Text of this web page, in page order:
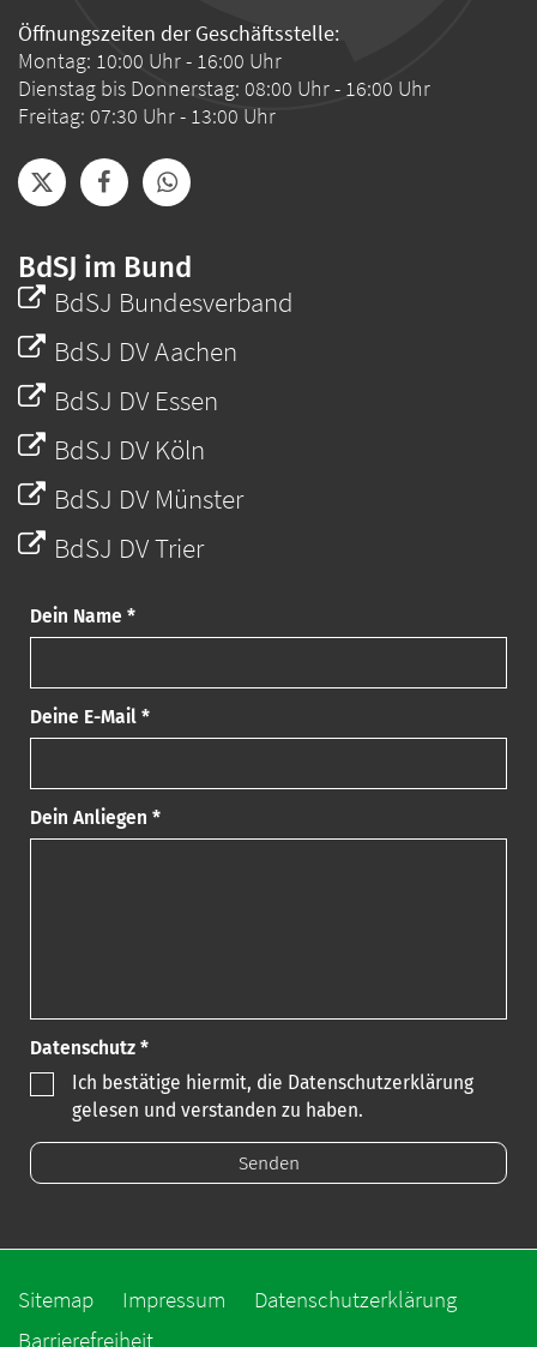
Öffnungszeiten der Geschäftsstelle:
Montag: 10:00 Uhr - 16:00 Uhr
Dienstag bis Donnerstag: 08:00 Uhr - 16:00 Uhr
Freitag: 07:30 Uhr - 13:00 Uhr
BdSJ im Bund
BdSJ Bundesverband
BdSJ DV Aachen
BdSJ DV Essen
BdSJ DV Köln
BdSJ DV Münster
BdSJ DV Trier
Dein Name *
Deine E-Mail *
Dein Anliegen *
Datenschutz *
Ich bestätige hiermit, die Datenschutzerklärung
gelesen und verstanden zu haben.
Sitemap Impressum
Datenschutzerklärung
Barrierefreiheit